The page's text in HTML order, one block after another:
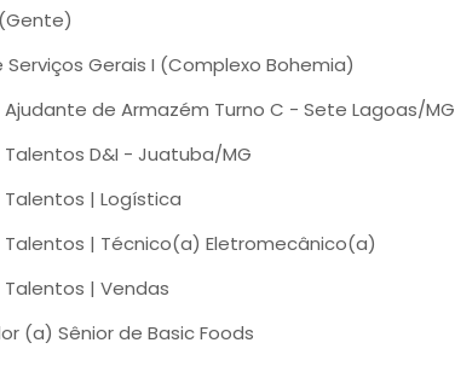
Serviços Gerais I (Complexo Bohemia)
de Armazém Turno C - Sete Lagoas/MG
D&I - Juatuba/MG
| Logística
Talentos | Técnico(a) Eletromecânico(a)
| Vendas
(a) Sênior de Basic Foods